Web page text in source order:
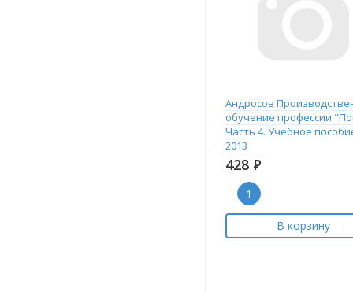
Андросов
обучение профессии
Часть 4. Учебное
2013
428 Р
-
В корзину